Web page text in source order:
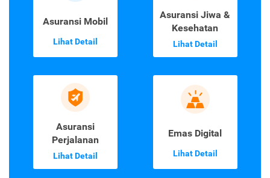
Asuransi Mobil
Lihat Detail
Asuransi Jiwa &
Kesehatan
Lihat Detail
Asuransi
Perjalanan
Lihat Detail
Emas Digital
Lihat Detail